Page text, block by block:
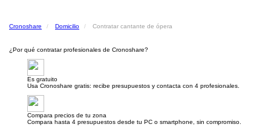
Cronoshare Domicilio Contratar cantante de ópera
¿Por qué contratar profesionales de Cronoshare?
Es gratuito
Usa Cronoshare gratis: recibe presupuestos y contacta con 4 profesionales.
Compara precios de tu zona
Compara hasta 4 presupuestos desde tu PC o smartphone, sin compromiso.